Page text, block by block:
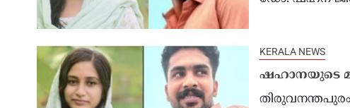
KERALA NEWS
ഷഹാനയുടെ